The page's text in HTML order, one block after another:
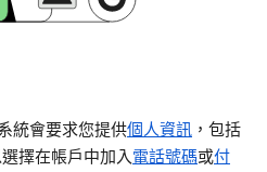
統會要求您提供個人資訊 ，包括
擇在帳戶中加入 電話號碼或付